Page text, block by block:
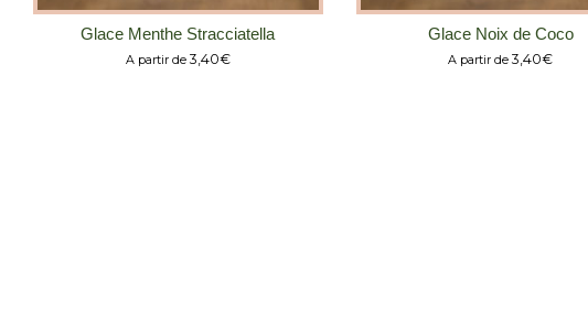
Glace Menthe Stracciatella
A partir de 3,40€
Glace Noix de Coco
A partir de 3,40€